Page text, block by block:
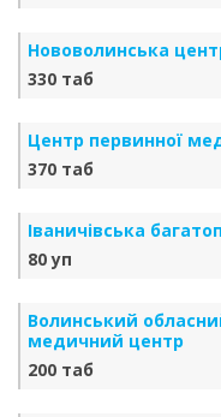
Нововолинська
330 таб
Центр первинної
370 таб
Іваничівська
80 уп
Волинський
медичний центр
200 таб